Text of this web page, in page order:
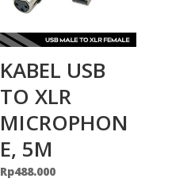
KABEL USB
TO XLR
MICROPHON
E, 5M
Rp488.000